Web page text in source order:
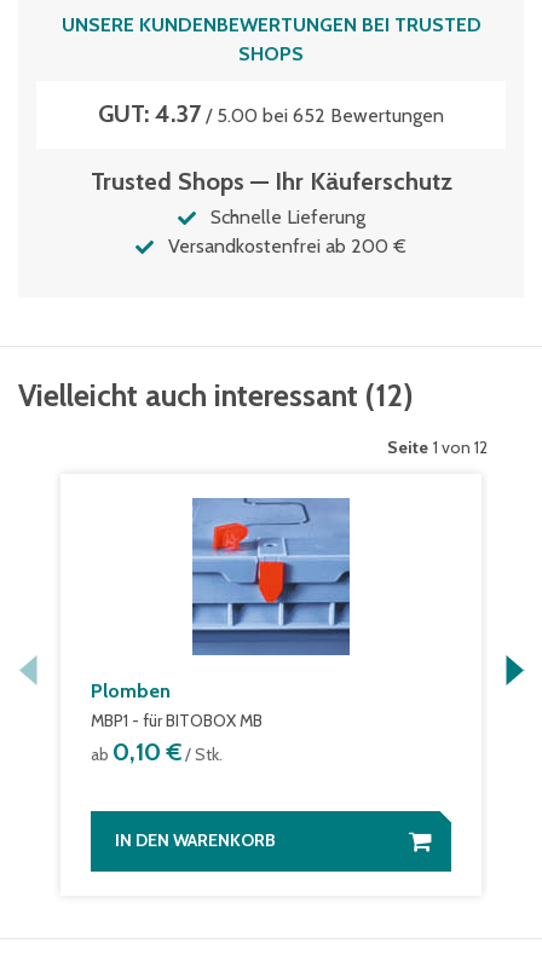
UNSERE KUNDENBEWERTUNGEN BEI TRUSTED
SHOPS
GUT: 4.37 / 5.00 bei 652 Bewertungen
Trusted Shops — Ihr Käuferschutz
Schnelle Lieferung
Versandkostenfrei ab 200 €
Vielleicht auch interessant (12)
Seite 1 von 12
Plomben
MBP1 - für BITOBOX MB
ab 0,10 €/ Stk.
IN DEN WARENKORB